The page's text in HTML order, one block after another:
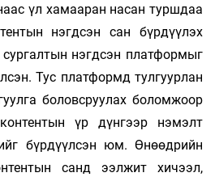
үл хамааран насан туршдаа
нэгдсэн сан бүрдүүлэх
сургалтын нэгдсэн платформыг
Тус платформд тулгуурлан
боловсруулах боломжоор
үр дүнгээр нэмэлт
бүрдүүлсэн юм. Өнөөдрийн
санд ээлжит хичээл,